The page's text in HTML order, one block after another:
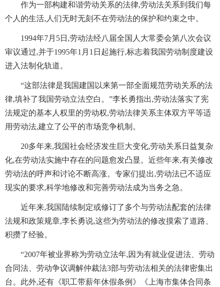
作为一部构建和谐劳动关系的法律,劳动法关系到我们每
个人的生活,人们无时无刻不在劳动法的保护和约束之中。
1994年7月5日,劳动法经八届全国人大常委会第八次会议
审议通过,并于1995年1月1日起施行,标志着我国劳动制度建设
进入法制化轨道。
“这部法律是我国建国以来第一部全面规范劳动关系的法
律,填补了我国劳动立法空白。”李长勇指出,劳动法落实了宪
法规定的基本人权里的劳动权,劳动法律关系主体双方平等适
用劳动法,建立了公平的市场竞争机制。
20多年来,我国社会经济发生巨大变化,劳动关系日益复杂
化,在劳动法实施中存在的问题愈发凸显。近些年来,有关修改
劳动法的呼声和讨论不断高涨。专家们提出,劳动法已不适应
现实的要求,科学地修改和完善劳动法成为当务之急。
近年来,我国陆续制定或修订了多个与劳动法配套的法律
法规和政策规章,李长勇说,这些为劳动法的修改摸索了道路、
积攒了经验。
“2007年被业界称为劳动立法年,因为有就业促进法、劳动
合同法、劳动争议调解仲裁法3部与劳动法相关的法律密集出
台。此外,还有《职工带薪年休假条例》《上海市集体合同条